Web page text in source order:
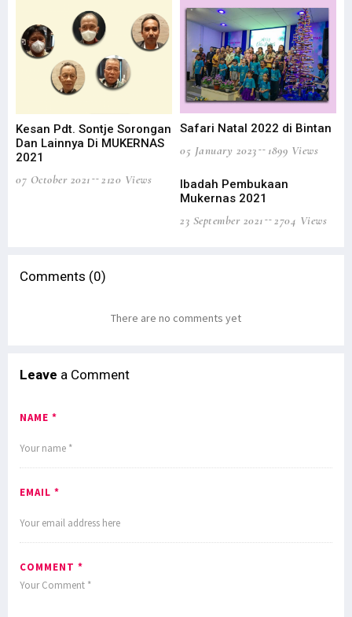
Kesan Pdt. Sontje Sorongan
Dan Lainnya Di MUKERNAS
2021
07 October 2021
2120 Views
Safari Natal 2022 di Bintan
05 January 2023
1899 Views
Ibadah Pembukaan
Mukernas 2021
23 September 2021
2704 Views
Comments (0)
There are no comments yet
Leave a Comment
NAME *
EMAIL *
COMMENT *